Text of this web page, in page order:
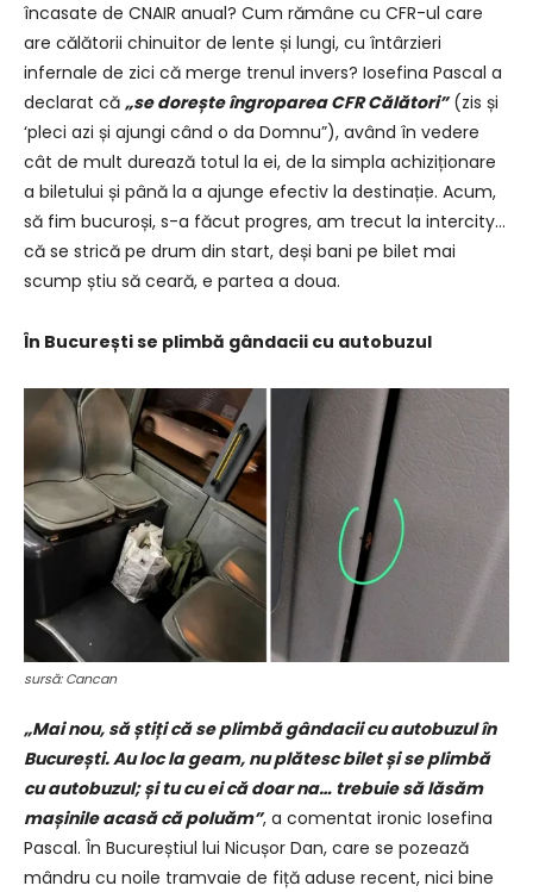
încasate de CNAIR anual? Cum rămâne cu CFR-ul care
are călătorii chinuitor de lente și lungi, cu întârzieri
infernale de zici că merge trenul invers? Iosefina Pascal a
declarat că „se dorește îngroparea CFR Călători”(zis și
‘pleci azi și ajungi când o da Domnu”), având în vedere
cât de mult durează totul la ei, de la simpla achiziționare
a biletului și până la a ajunge efectiv la destinație. Acum,
să fim bucuroși, s-a făcut progres, am trecut la intercity…
că se strică pe drum din start, deși bani pe bilet mai
scump știu să ceară, e partea a doua.
În București se plimbă gândacii cu autobuzul
sursă: Cancan
„Mai nou, să știți că se plimbă gândacii cu autobuzul în
București. Au loc la geam, nu plătesc bilet și se plimbă
cu autobuzul; și tu cu ei că doar na… trebuie să lăsăm
mașinile acasă că poluăm”, a comentat ironic Iosefina
Pascal. În Bucureștiul lui Nicușor Dan, care se pozează
mândru cu noile tramvaie de fiță aduse recent, nici bine